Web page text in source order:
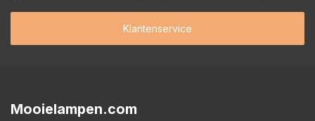
Klantenservice
Mooielampen.com